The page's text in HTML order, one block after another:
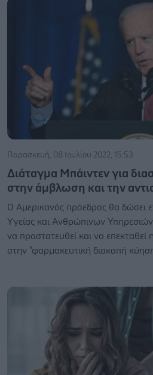
Παρασκευή, 08 Ιουλίου 2022, 15:53
Διάταγμα Μπάιντεν για
στην άμβλωση και την
Ο Αμερικανός πρόεδρος θα δώσει
Υγείας και Ανθρώπινων
να προστατευθεί και να
στην "φαρμακευτική διακοπή